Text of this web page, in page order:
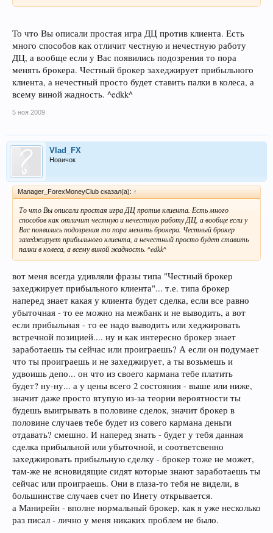
То что Вы описали простая игра ДЦ против клиента. Есть
много способов как отличит честную и нечестную работу
ДЦ, а вообще если у Вас появились подозрения то пора
менять брокера. Честный брокер захеджирует прибыльного
клиента, а нечестный просто будет ставить палки в колеса, а
всему виной жадность. ^edkk^
5 ноя 2009
Vlad_FX
Новичок
Manager_ForexMoneyClub сказал(а): ↑
То что Вы описали простая игра ДЦ против клиента. Есть много
способов как отличит честную и нечестную работу ДЦ, а вообще если у
Вас появились подозрения то пора менять брокера. Честный брокер
захеджирует прибыльного клиента, а нечестный просто будет ставить
палки в колеса, а всему виной жадность. ^edkk^
вот меня всегда удивляли фразы типа "Честный брокер
захеджирует прибыльного клиента"... т.е. типа брокер
наперед знает какая у клиента будет сделка, если все равно
убыточная - то ее можно на межбанк и не выводить, а вот
если прибыльная - то ее надо выводить или хеджировать
встречной позицией.... ну и как интересно брокер знает
заработаешь ты сейчас или проиграешь? А если он подумает
что ты проиграешь и не захеджирует, а ты возьмешь и
удвоишь депо... он что из своего кармана тебе платить
будет? ну-ну... а у цены всего 2 состояния - выше или ниже,
значит даже просто втупую из-за теории вероятности ты
будешь выигрывать в половине сделок, значит брокер в
половине случаев тебе будет из совего кармана деньги
отдавать? смешно. И наперед знать - будет у тебя данная
сделка прибыльной или убыточной, и соответсвенно
захеджировать прибыльную сделку - брокер тоже не может,
там-же не ясновидящие сидят которые знают заработаешь ты
сейчас или проиграешь. Они в глаза-то тебя не видели, в
большинстве случаев счет по Инету открывается.
а Манирейн - вполне нормальный брокер, как я уже несколько
раз писал - лично у меня никаких проблем не было.